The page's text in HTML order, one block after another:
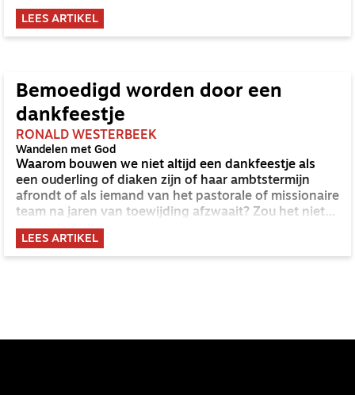
LEES ARTIKEL
Bemoedigd worden door een
dankfeestje
RONALD WESTERBEEK
Wandelen met God
Waarom bouwen we niet altijd een dankfeestje als
een ouderling of diaken zijn of haar ambtstermijn
afrondt of als iemand van het pastorale of missionaire
team na jaren van toewijding afzwaait? Zou het niet
weldadig zijn als het normaler wordt om het goede in
elkaar te benoemen?
LEES ARTIKEL